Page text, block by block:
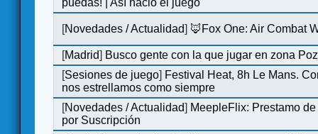
puedas! | Así nació el juego
[Novedades / Actualidad] 🦊Fox One: Air Combat
[Madrid] Busco gente con la que jugar en zona
[Sesiones de juego] Festival Heat, 8h Le Mans.
nos estrellamos como siempre
[Novedades / Actualidad] MeepleFlix: Prestamo
por Suscripción